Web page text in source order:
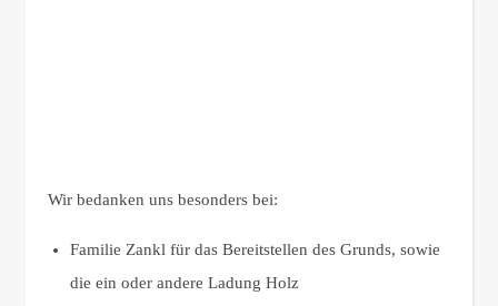
Wir bedanken uns besonders bei:
Familie Zankl für das Bereitstellen des Grunds, sowie
die ein oder andere Ladung Holz